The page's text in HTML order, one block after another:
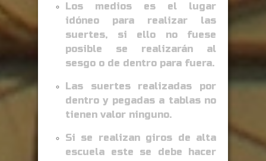
Los medios es el lugar
idóneo para realizar las
suertes, si ello no fuese
posible se realizarán al
sesgo o de dentro para fuera.
Las suertes realizadas por
dentro y pegadas a tablas no
tienen valor ninguno.
Si se realizan giros de alta
escuela este se debe hacer